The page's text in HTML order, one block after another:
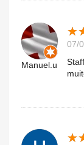
Manuel.u
★
★
07/
★
★